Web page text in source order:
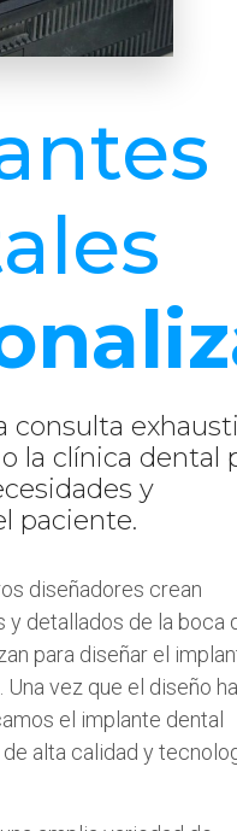
consulta
la clínica dental
y
paciente.
diseñadores crean
y detallados de la boca
para diseñar el
vez que el diseño ha
el implante dental
alta calidad y